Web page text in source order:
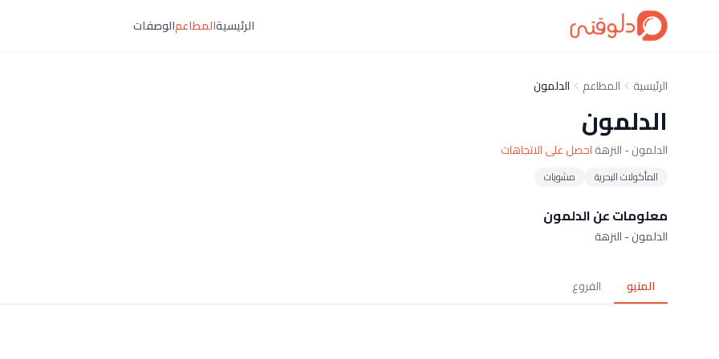
الرئيسيةالمطاعمالوصفات
الرئيسية المطاعم الدلمون
الدلمون
الدلمون - النزهةاحصل على الاتجاهات
المأكولات البحرية مشويات
معلومات عن الدلمون
الدلمون - النزهة
المنيو الفروع